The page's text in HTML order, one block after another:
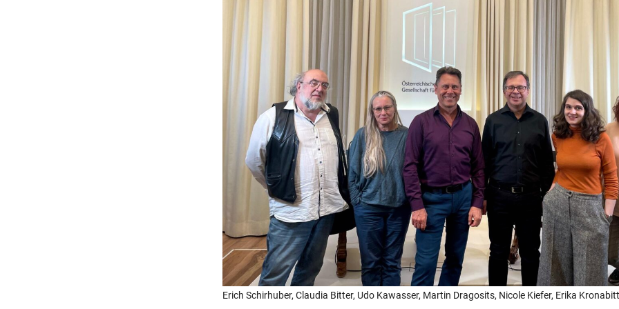
Erich Schirhuber, Claudia Bitter, Udo Kawasser, Martin Dragosits, Nicole Kiefer, Erika